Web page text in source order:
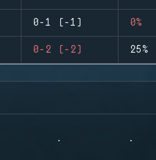
0-1 (-1) 0%
0-2 (-2) 25%